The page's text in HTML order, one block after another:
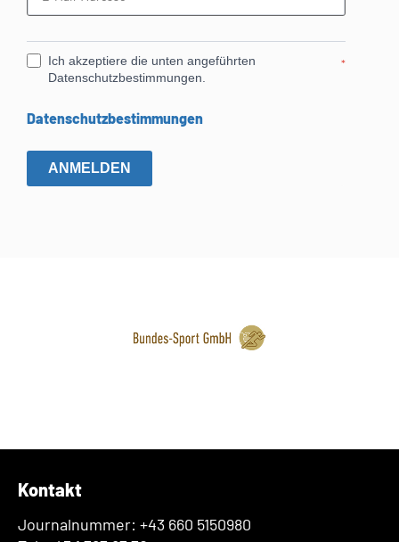
Ich akzeptiere die unten angeführten
Datenschutzbestimmungen.
*
Datenschutzbestimmungen
ANMELDEN
Kontakt
Journalnummer: +43 660 5150980